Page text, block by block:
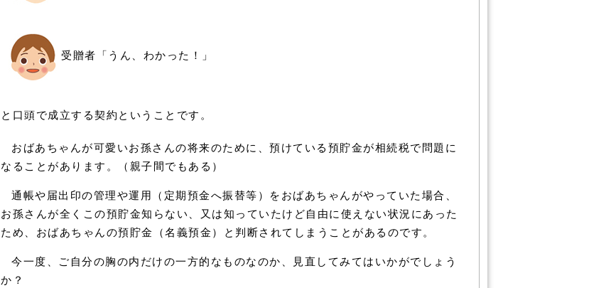
受贈者「うん、わかった！」
と口頭で成立する契約ということです。
おばあちゃんが可愛いお孫さんの将来のために、預けている預貯金が相続税で問題に
なることがあります。（親子間でもある）
通帳や届出印の管理や運用（定期預金へ振替等）をおばあちゃんがやっていた場合、
お孫さんが全くこの預貯金知らない、又は知っていたけど自由に使えない状況にあった
ため、おばあちゃんの預貯金（名義預金）と判断されてしまうことがあるのです。
今一度、ご自分の胸の内だけの一方的なものなのか、見直してみてはいかがでしょう
か？